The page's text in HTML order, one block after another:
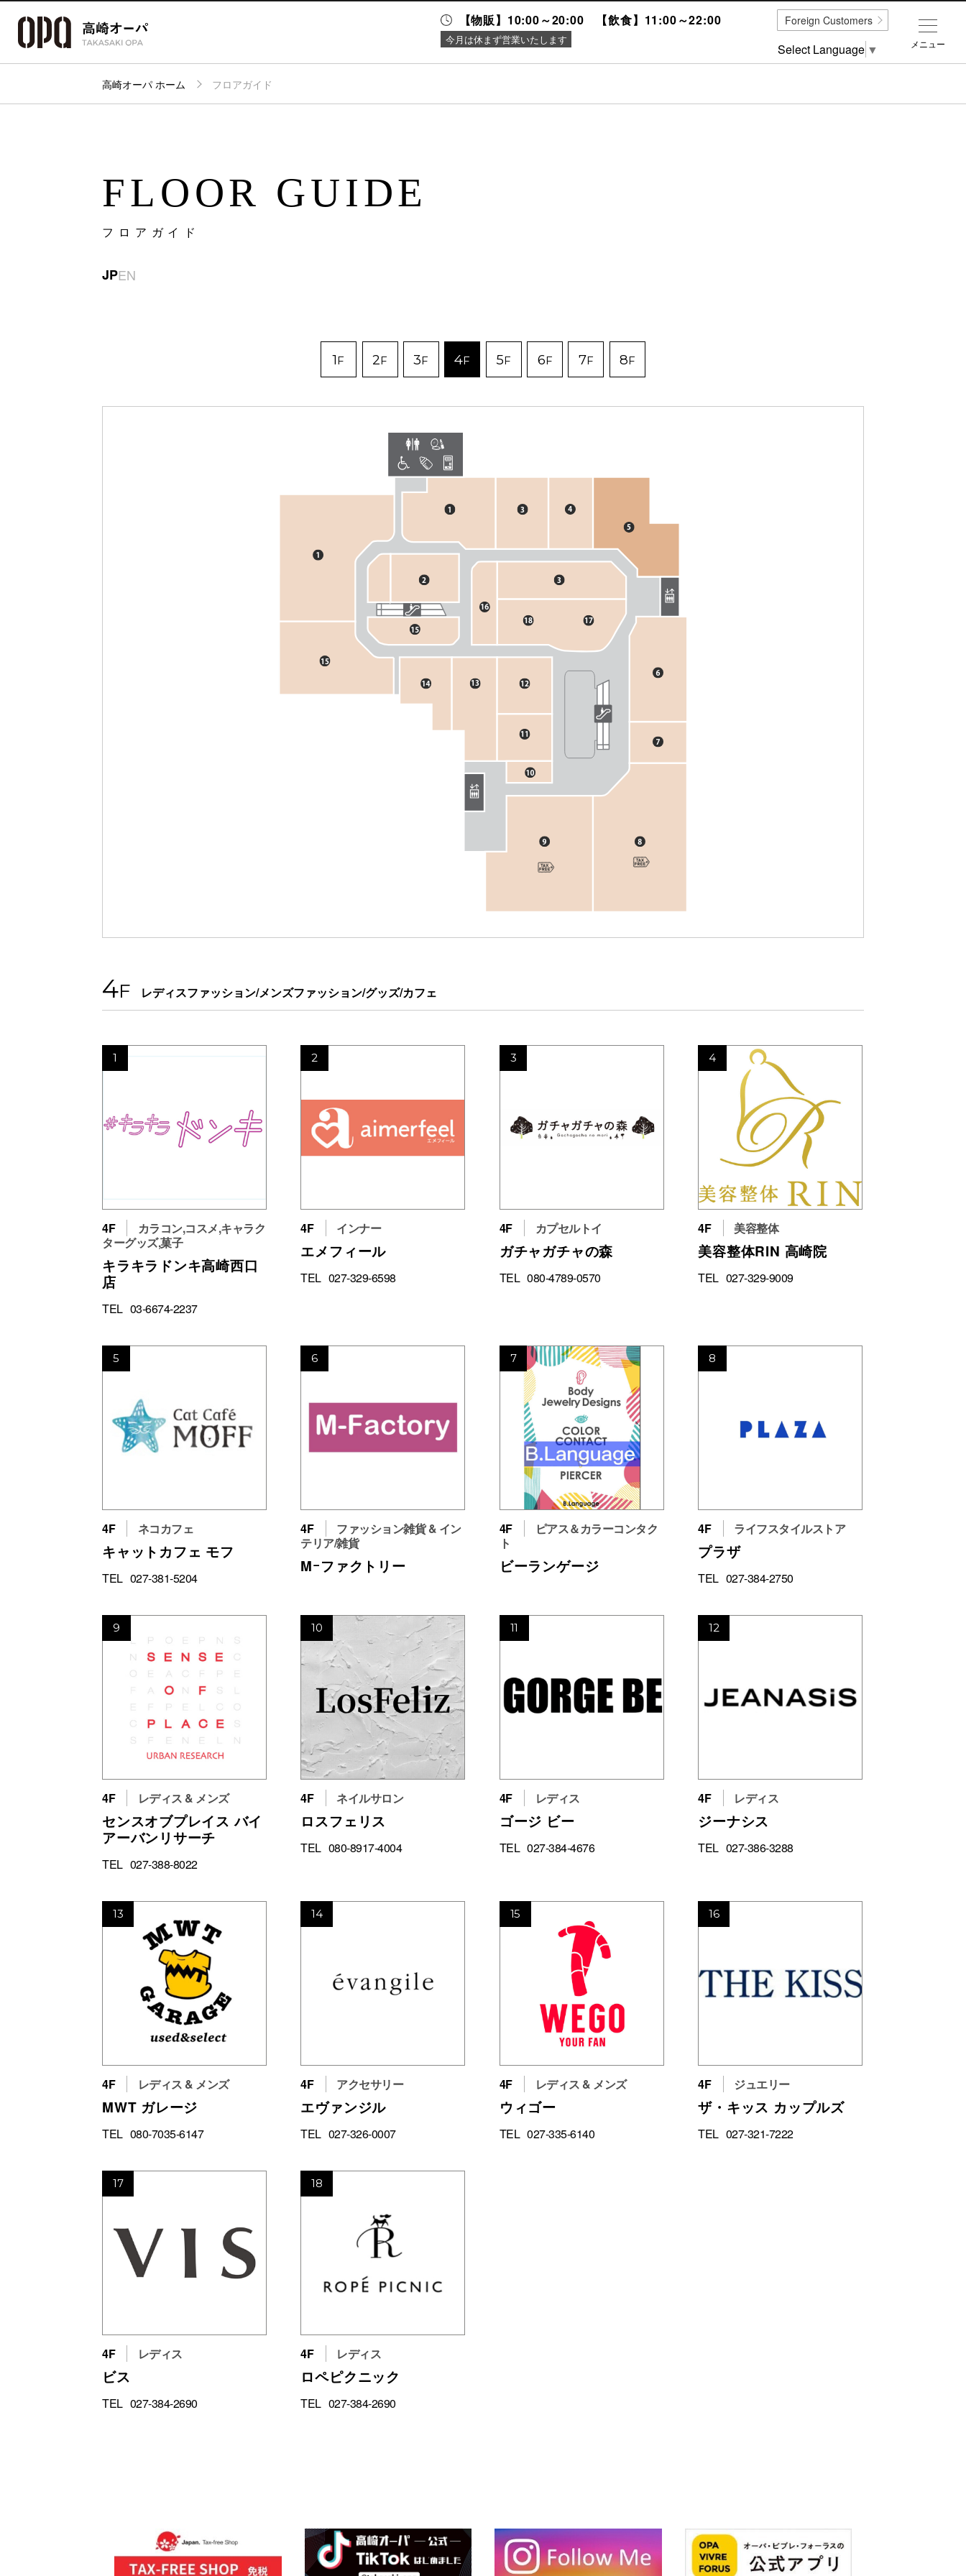
【物販】10:00～20:00 【飲食】11:00～22:00
今月は休まず営業いたします
パーキング
イベント
高崎オーパ ホーム フロアガイド
FLOOR GUIDE
フロアガイド
JPEN
1F 2F 3F 4F 5F 6F 7F 8F
4F レディスファッション/メンズファッション/グッズ/カフェ
1
4F
カラコン,コスメ,キャラク
ターグッズ,菓子
キラキラドンキ高崎西口
店
TEL 03-6674-2237
2
4F インナー
エメフィール
TEL 027-329-6598
3
4F カプセルトイ
ガチャガチャの森
TEL 080-4789-0570
4
4F 美容整体
美容整体RIN 高崎院
TEL 027-329-9009
5
4F ネコカフェ
キャットカフェ モフ
TEL 027-381-5204
6
4F
ファッション雑貨 & イン
テリア/雑貨
Mｰファクトリー
7
4F
ピアス＆カラーコンタク
ト
ビーランゲージ
8
4F ライフスタイルストア
プラザ
TEL 027-384-2750
9
4F レディス & メンズ
センスオブプレイス バイ
アーバンリサーチ
TEL 027-388-8022
10
4F ネイルサロン
ロスフェリス
TEL 080-8917-4004
11
4F レディス
ゴージ ビー
TEL 027-384-4676
12
4F レディス
ジーナシス
TEL 027-386-3288
13
4F レディス & メンズ
MWT ガレージ
TEL 080-7035-6147
14
4F アクセサリー
エヴァンジル
TEL 027-326-0007
15
4F レディス & メンズ
ウィゴー
TEL 027-335-6140
16
4F ジュエリー
ザ・キッス カップルズ
TEL 027-321-7222
17
4F レディス
ビス
TEL 027-384-2690
18
4F レディス
ロペピクニック
TEL 027-384-2690
メニュー
Foreign Customers
Select Language ▼